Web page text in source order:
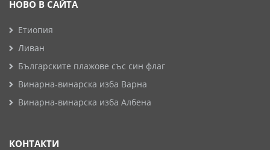
НОВО В САЙТА
Етиопия
Ливан
Българските плажове със син флаг
Винарна-винарска изба Варна
Винарна-винарска изба Албена
КОНТАКТИ